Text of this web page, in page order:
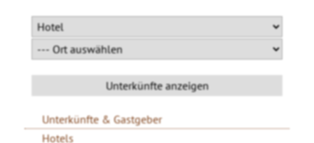
Unterkünfte & Gastgeber
Hotels